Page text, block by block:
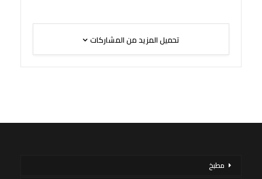
تحميل المزيد من المشاركات
مطبخ